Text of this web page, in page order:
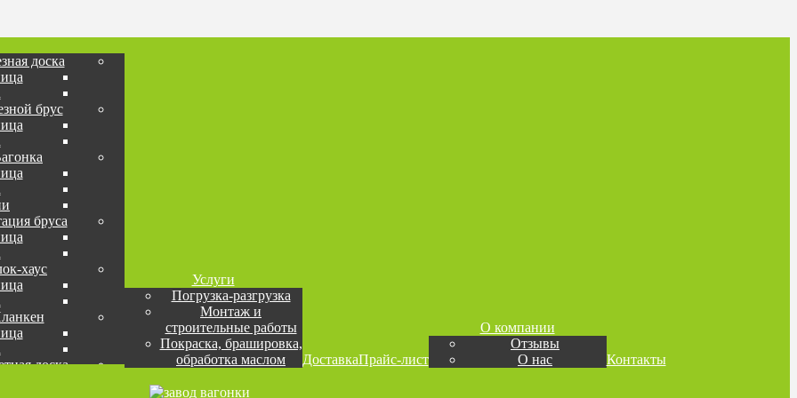
доска
брус
бруса
хаус
доска
Услуги
Погрузка-разгрузка
Монтаж и
строительные работы
Покраска, брашировка,
обработка маслом
ДоставкаПрайс-лист
О компании
Отзывы
О нас
Контакты